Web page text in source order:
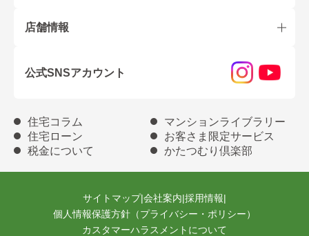
店舗情報
公式SNSアカウント
住宅コラム
マンションライブラリー
住宅ローン
お客さま限定サービス
税金について
かたつむり倶楽部
サイトマップ|会社案内|採用情報|
個人情報保護方針（プライバシー・ポリシー）
カスタマーハラスメントについて